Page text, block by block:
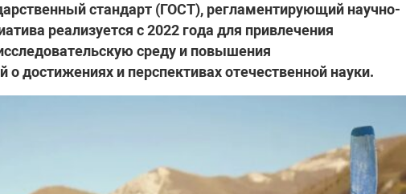
стандарт (ГОСТ), регламентирующий научно-
реализуется с 2022 года для привлечения
среду и повышения
достижениях и перспективах отечественной науки.